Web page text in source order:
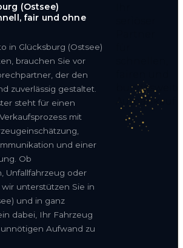
(Ostsee)
fair und ohne
in Glücksburg (Ostsee)
brauchen Sie vor
der den
zuverlässig gestaltet.
steht für einen
mit
und einer
Ob
Unfallfahrzeug oder
wir unterstützen Sie in
und in ganz
dabei, Ihr Fahrzeug
Aufwand zu